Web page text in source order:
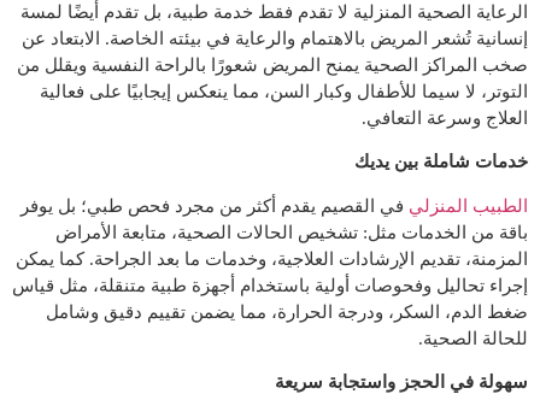
الرعاية الصحية المنزلية لا تقدم فقط خدمة طبية، بل تقدم أيضًا لمسة
إنسانية تُشعر المريض بالاهتمام والرعاية في بيئته الخاصة. الابتعاد عن
صخب المراكز الصحية يمنح المريض شعورًا بالراحة النفسية ويقلل من
التوتر، لا سيما للأطفال وكبار السن، مما ينعكس إيجابيًا على فعالية
العلاج وسرعة التعافي.
خدمات شاملة بين يديك
الطبيب المنزلي في القصيم يقدم أكثر من مجرد فحص طبي؛ بل يوفر
باقة من الخدمات مثل: تشخيص الحالات الصحية، متابعة الأمراض
المزمنة، تقديم الإرشادات العلاجية، وخدمات ما بعد الجراحة. كما يمكن
إجراء تحاليل وفحوصات أولية باستخدام أجهزة طبية متنقلة، مثل قياس
ضغط الدم، السكر، ودرجة الحرارة، مما يضمن تقييم دقيق وشامل
للحالة الصحية.
سهولة في الحجز واستجابة سريعة